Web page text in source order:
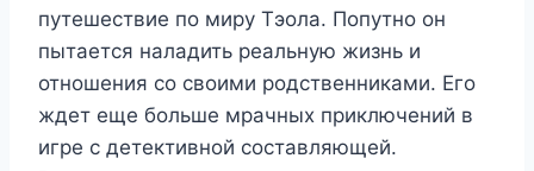
путешествие по миру Тэола. Попутно он
пытается наладить реальную жизнь и
отношения со своими родственниками. Его
ждет еще больше мрачных приключений в
игре с детективной составляющей.